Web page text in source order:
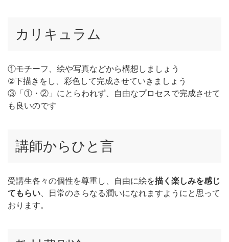
カリキュラム
①モチーフ、絵や写真などから構想しましょう
②下描きをし、彩色して完成させていきましょう
③「①・②」にとらわれず、自由なプロセスで完成させて
も良いのです
講師からひと言
受講生各々の個性を尊重し、自由に絵を描く楽しみを感じ
てもらい 、日常のさらなる潤いになれますようにと思って
おります。